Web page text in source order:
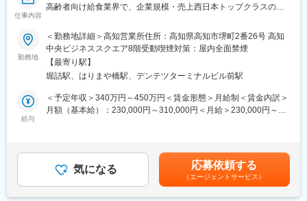
変更の範囲：会社の定める業務
【ポジションの魅力】
全く無い方でも立ち上りが可能となっております。
・業界トップクラスのIoT製品や医療システムに触れる事が可能で
す。また、製品知識だけでなくメンテナンススキルも習得可能な
ため市場価値向上が可能です。
登用となり、業界トップクラスシェアを誇る優良企業の正社員と
して安定就業が可能です。（登用率98%、試験ノルマなし）
最新のIoT技術に注力しており、これまで人の手でアナログに行わ
れていた薬剤管理を、全自動で管理、調整、計測、分包まで対応
可能にしました。当社の製品やシステムが、24時間止めてはなら
ない医療現場の安心安全や、医療従事者の負担軽減に大きく貢献
仕事内容
高齢者向け給食業界で、企業規模・売上西日本トップクラスの当
だける方を募集いたします。
■具体的には：
＜厨房業務全般＞
・当社クックチル商品の取扱い
・施設の厨房での盛り付け・配膳・再加熱処理
・洗浄 など
既存施設のお客様に定期訪問するアドバイザーと同行し、業務整
理の提案や厨房視察などを行い、業務効率化の提案／セミナーや
勤務地
＜勤務地詳細＞高知営業所住所：高知県高知市堺町2番26号 高知
中央ビジネススクエア8階受動喫煙対策：屋内全面禁煙
【最寄り駅】
堀詰駅、はりまや橋駅、デンテツターミナルビル前駅
給与
＜予定年収＞340万円～450万円＜賃金形態＞月給制＜賃金内訳＞
月額（基本給）：230,000円～310,000円＜月給＞230,000円～
程度／年）■報奨金：年2回（6月・12月）※半期ごとの会社利益を
原資に個人業績に応じて配分賃金はあくまでも目安の金額であ
り、選考を通じて上下する可能性があります。月給(月額)は固定手
当を含めた表記です。
気になる 応募依頼する
（エージェントサービス）